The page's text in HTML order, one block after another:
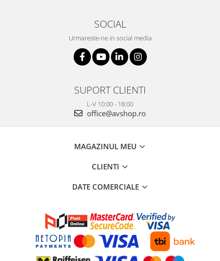
SOCIAL
Urmareste-ne in social media
SUPORT CLIENTI
L-V 10:00 - 18:00
office@avshop.ro
MAGAZINUL MEU
CLIENTI
DATE COMERCIALE